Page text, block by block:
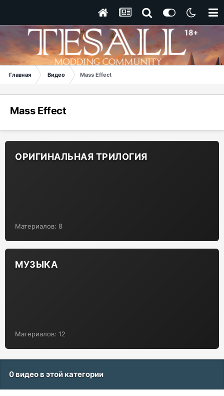
Главная Видео Mass Effect
Mass Effect
ОРИГИНАЛЬНАЯ ТРИЛОГИЯ
Материалов: 8
МУЗЫКА
Материалов: 12
0 видео в этой категории